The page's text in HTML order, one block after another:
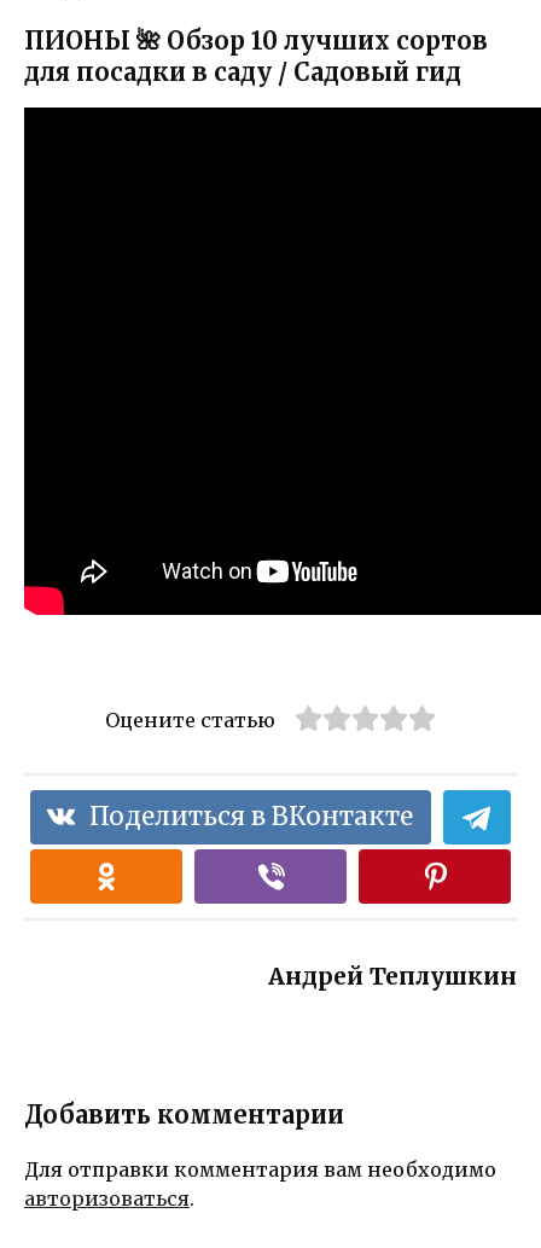
ПИОНЫ 🌺 Обзор 10 лучших сортов
для посадки в саду / Садовый гид
Оцените статью
Поделиться в ВКонтакте
Андрей Теплушкин
Добавить комментарии
Для отправки комментария вам необходимо
авторизоваться.